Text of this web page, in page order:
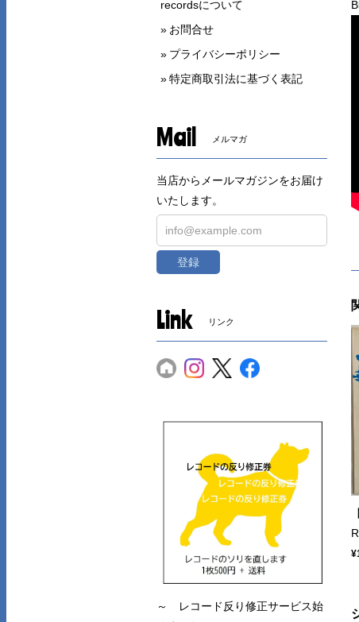
recordsについて
お問合せ
プライバシーポリシー
特定商取引法に基づく表記
Mail メルマガ
当店からメールマガジンをお届け
いたします。
登録
Link リンク
～ レコード反り修正サービス始